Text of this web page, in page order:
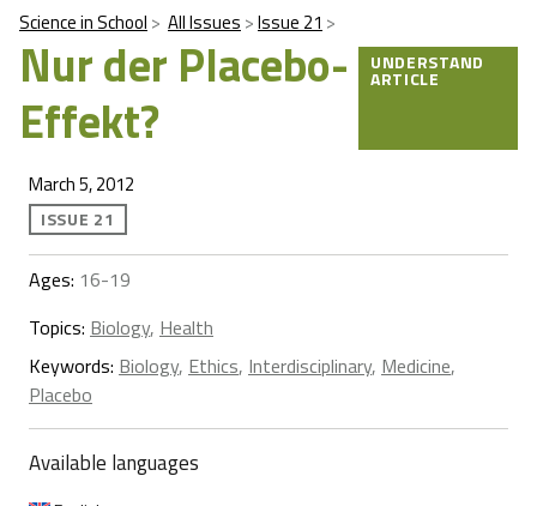
Science in School All Issues Issue 21
Nur der Placebo-
Effekt?
UNDERSTAND
ARTICLE
March 5, 2012
ISSUE 21
Ages: 16-19
Topics: Biology, Health
Keywords: Biology, Ethics, Interdisciplinary, Medicine,
Placebo
Available languages